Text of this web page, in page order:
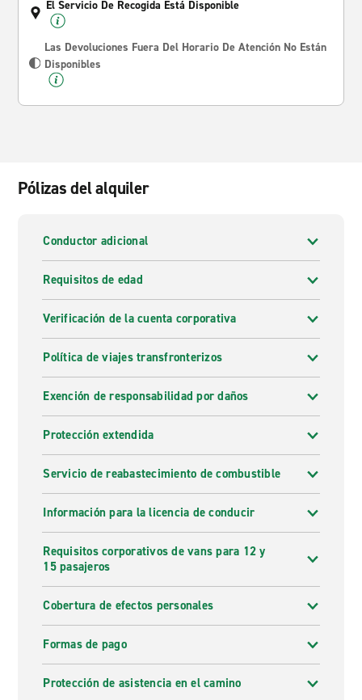
El Servicio De Recogida Está Disponible
Las Devoluciones Fuera Del Horario De Atención No Están
Disponibles
Pólizas del alquiler
Conductor adicional
Requisitos de edad
Verificación de la cuenta corporativa
Política de viajes transfronterizos
Exención de responsabilidad por daños
Protección extendida
Servicio de reabastecimiento de combustible
Información para la licencia de conducir
Requisitos corporativos de vans para 12 y
15 pasajeros
Cobertura de efectos personales
Formas de pago
Protección de asistencia en el camino